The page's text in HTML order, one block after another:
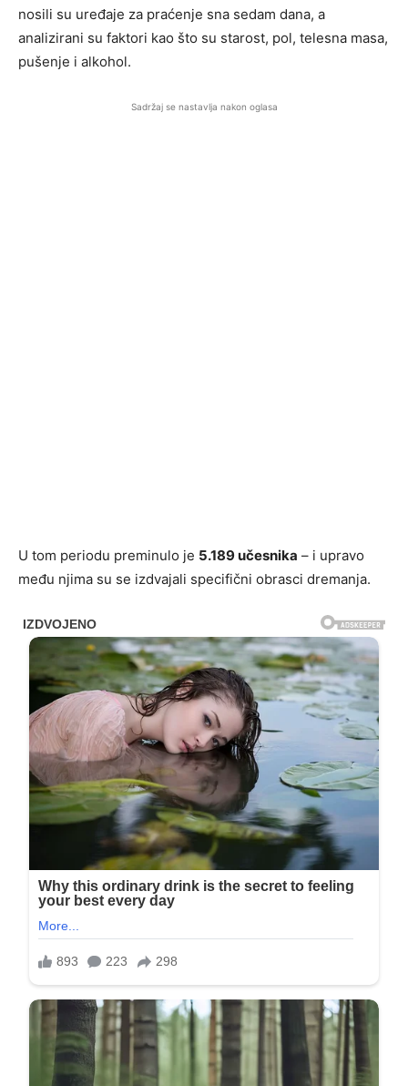
nosili su uređaje za praćenje sna sedam dana, a
analizirani su faktori kao što su starost, pol, telesna masa,
pušenje i alkohol.
Sadržaj se nastavlja nakon oglasa
U tom periodu preminulo je 5.189 učesnika – i upravo
među njima su se izdvajali specifični obrasci dremanja.